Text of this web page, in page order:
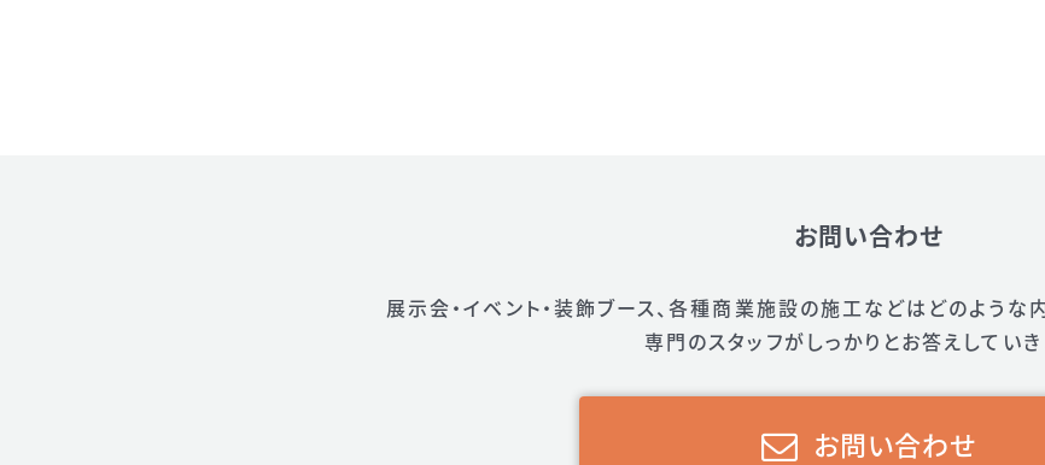
お問い合わせ
展示会・イベント・装飾ブース、各種商業施設の施工などは どのような
専門のスタッフがしっかりとお答えしていき
お問い合わせ